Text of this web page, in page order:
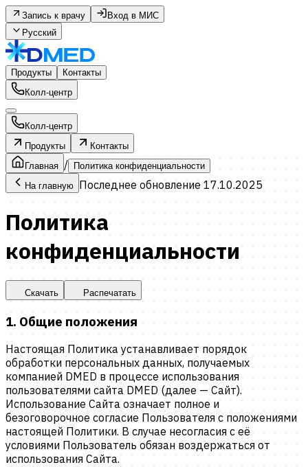
Запись к врачу
Вход в МИС
Русский
Продукты
Контакты
Колл-центр
Колл-центр
Продукты
Контакты
Главная /
Политика конфиденциальности
На главную Последнее обновление 17.10.2025
Политика
конфиденциальности
Скачать Распечатать
1. Общие положения
Настоящая Политика устанавливает порядок
обработки персональных данных, получаемых
компанией DMED в процессе использования
пользователями сайта DMED (далее — Сайт).
Использование Сайта означает полное и
безоговорочное согласие Пользователя с положениями
настоящей Политики. В случае несогласия с её
условиями Пользователь обязан воздержаться от
использования Сайта.